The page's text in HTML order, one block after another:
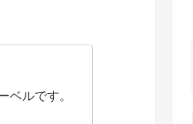
ベルです。